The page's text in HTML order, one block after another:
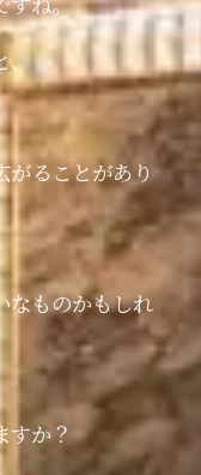
、
ることがあり
なものかもしれ
すか？